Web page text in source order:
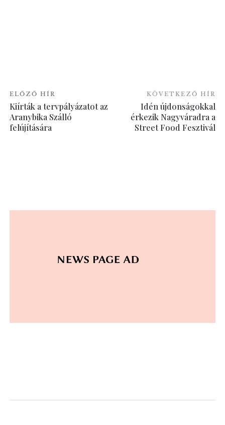
ELŐZŐ HÍR
Kiírták a tervpályázatot az
Aranybika Szálló
felújítására
KÖVETKEZŐ HÍR
Idén újdonságokkal
érkezik Nagyváradra a
Street Food Fesztivál